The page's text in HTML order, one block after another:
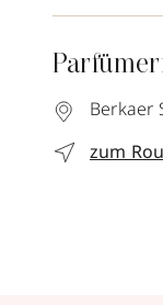
Berkaer
zum